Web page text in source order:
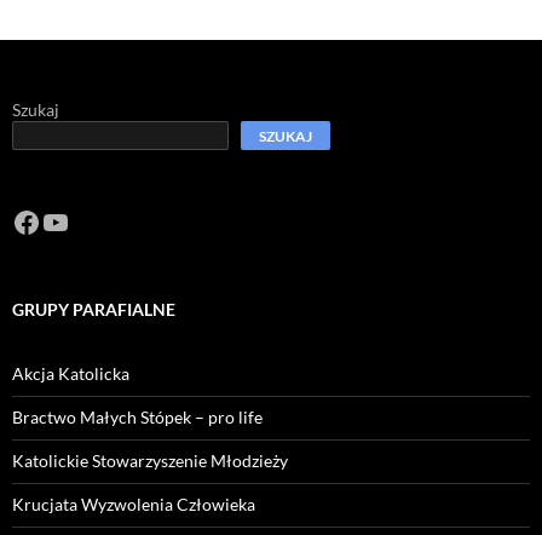
Szukaj
SZUKAJ
Facebook
https://www.youtube.com/channel/
GRUPY PARAFIALNE
Akcja Katolicka
Bractwo Małych Stópek – pro life
Katolickie Stowarzyszenie Młodzieży
Krucjata Wyzwolenia Człowieka